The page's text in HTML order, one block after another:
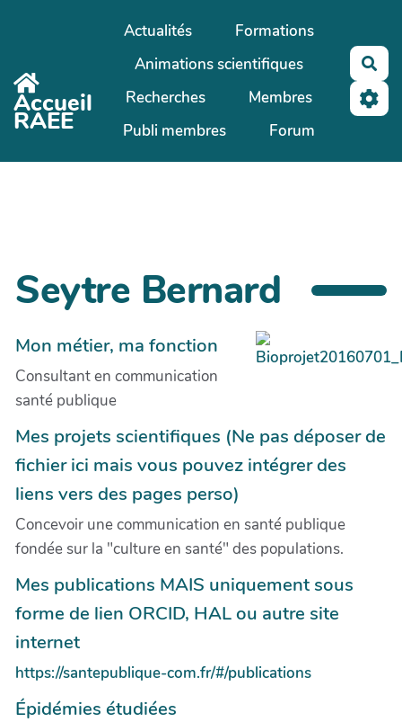
Aller au contenu principal
Accueil
RAEE
Actualités
Formations
Animations scientifiques
Recherches
Membres
Publi membres
Forum
Seytre Bernard
Mon métier, ma fonction
Consultant en communication
santé publique
Mes projets scientifiques (Ne pas déposer de
fichier ici mais vous pouvez intégrer des
liens vers des pages perso)
Concevoir une communication en santé publique
fondée sur la "culture en santé" des populations.
Mes publications MAIS uniquement sous
forme de lien ORCID, HAL ou autre site
internet
https://santepublique-com.fr/#/publications
Épidémies étudiées